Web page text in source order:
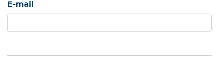
E-mail